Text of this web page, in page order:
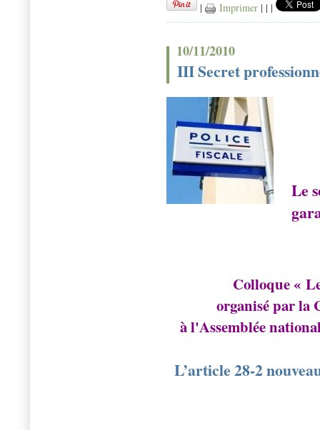
| Imprimer | | |
10/11/2010
III Secret
Le
Colloque «
organisé par la
à l'Assemblée
L’article 28-2